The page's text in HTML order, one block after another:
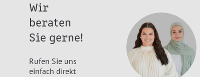
Wir
beraten
Sie gerne!
Rufen Sie uns
einfach direkt